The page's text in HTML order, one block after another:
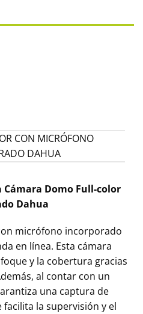
CON MICRÓFONO
DAHUA
Domo Full-color
Dahua
micrófono incorporado
en línea. Esta cámara
y la cobertura gracias
al contar con un
una captura de
la supervisión y el